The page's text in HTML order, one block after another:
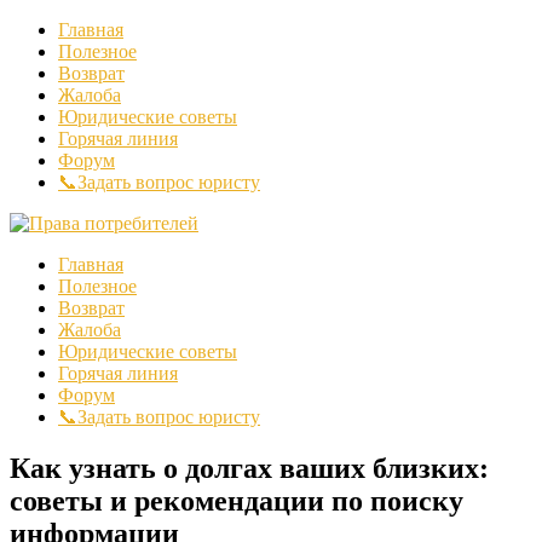
Главная
Полезное
Возврат
Жалоба
Юридические советы
Горячая линия
Форум
📞Задать вопрос юристу
Главная
Полезное
Возврат
Жалоба
Юридические советы
Горячая линия
Форум
📞Задать вопрос юристу
Как узнать о долгах ваших близких:
советы и рекомендации по поиску
информации